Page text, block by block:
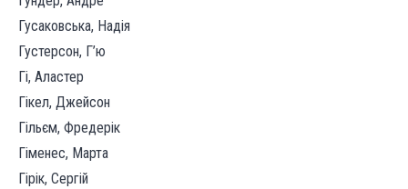
Гусаковська, Надія
Густерсон, Г’ю
Гі, Аластер
Гікел, Джейсон
Гільєм, Фредерік
Гіменес, Марта
Гірік, Сергій